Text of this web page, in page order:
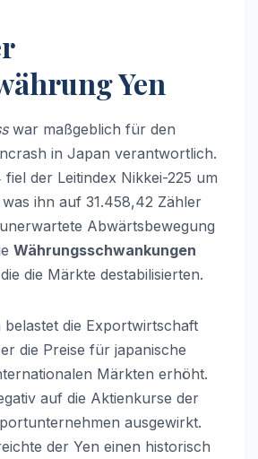
Yen
war maßgeblich für den
in Japan verantwortlich.
der Leitindex Nikkei-225 um
ihn auf 31.458,42 Zähler
Abwärtsbewegung
Währungsschwankungen
die Märkte destabilisierten.
belastet die Exportwirtschaft
die Preise für japanische
Märkten erhöht.
auf die Aktienkurse der
ausgewirkt.
der Yen einen historisch